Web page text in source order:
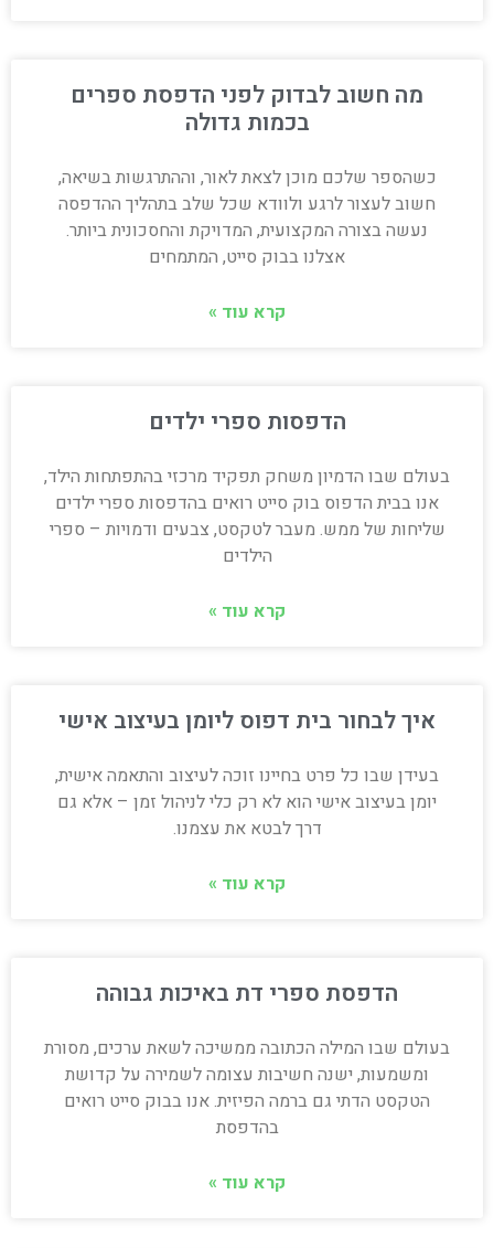
מה חשוב לבדוק לפני הדפסת ספרים
בכמות גדולה
כשהספר שלכם מוכן לצאת לאור, וההתרגשות בשיאה,
חשוב לעצור לרגע ולוודא שכל שלב בתהליך ההדפסה
נעשה בצורה המקצועית, המדויקת והחסכונית ביותר.
אצלנו בבוק סייט, המתמחים
קרא עוד »
הדפסות ספרי ילדים
בעולם שבו הדמיון משחק תפקיד מרכזי בהתפתחות הילד,
אנו בבית הדפוס בוק סייט רואים בהדפסות ספרי ילדים
שליחות של ממש. מעבר לטקסט, צבעים ודמויות – ספרי
הילדים
קרא עוד »
איך לבחור בית דפוס ליומן בעיצוב אישי
בעידן שבו כל פרט בחיינו זוכה לעיצוב והתאמה אישית,
יומן בעיצוב אישי הוא לא רק כלי לניהול זמן – אלא גם
דרך לבטא את עצמנו.
קרא עוד »
הדפסת ספרי דת באיכות גבוהה
בעולם שבו המילה הכתובה ממשיכה לשאת ערכים, מסורת
ומשמעות, ישנה חשיבות עצומה לשמירה על קדושת
הטקסט הדתי גם ברמה הפיזית. אנו בבוק סייט רואים
בהדפסת
קרא עוד »